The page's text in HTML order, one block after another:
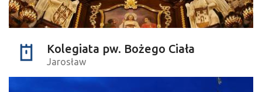
Kolegiata pw. Bożego Ciała
Jarosław